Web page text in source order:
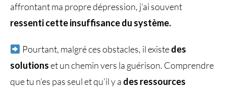
affrontant ma propre dépression, j’ai souvent
ressenti cette insuffisance du système.
Pourtant, malgré ces obstacles, il existedes
solutionset un chemin vers la guérison. Comprendre
que tu n’es pas seul et qu’il y a des ressources